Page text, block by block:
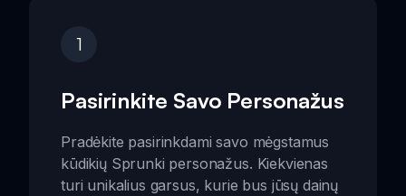
1
Pasirinkite Savo Personažus
Pradėkite pasirinkdami savo mėgstamus
kūdikių Sprunki personažus. Kiekvienas
turi unikalius garsus, kurie bus jūsų dainų